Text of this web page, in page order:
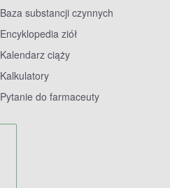
Baza substancji czynnych
Encyklopedia ziół
Kalendarz ciąży
Kalkulatory
Pytanie do farmaceuty